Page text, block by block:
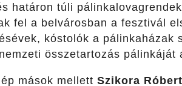
határon túli
fel a belvárosban a fesztivál
kóstolók a
összetartozás
mások mellett Szikora Róbert